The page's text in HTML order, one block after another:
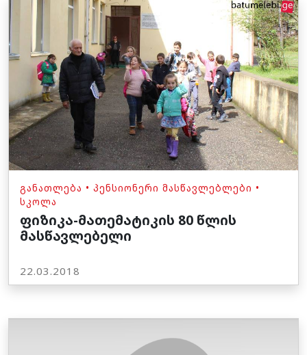
ᲒᲐᲜᲐᲗᲚᲔᲑᲐ • ᲞᲔᲜᲡᲘᲝᲜᲔᲠᲘ ᲛᲐᲡᲬᲐᲕᲚᲔᲑᲚᲔᲑᲘ •
ᲡᲙᲝᲚᲐ
ფიზიკა-მათემატიკის 80 წლის
მასწავლებელი
22.03.2018